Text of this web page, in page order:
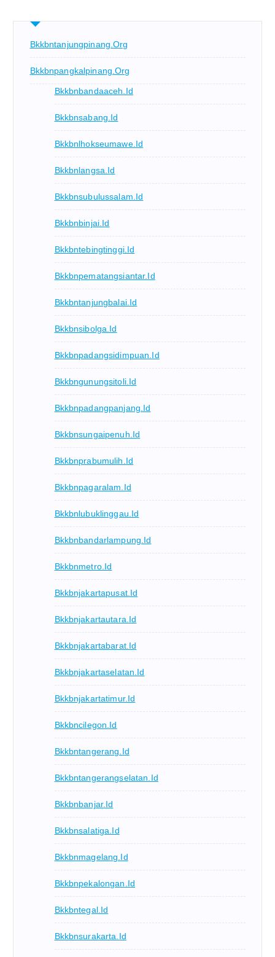
Bkkbntanjungpinang.org
Bkkbnpangkalpinang.org
Bkkbnbandaaceh.id
Bkkbnsabang.id
Bkkbnlhokseumawe.id
Bkkbnlangsa.id
Bkkbnsubulussalam.id
Bkkbnbinjai.id
Bkkbntebingtinggi.id
Bkkbnpematangsiantar.id
Bkkbntanjungbalai.id
Bkkbnsibolga.id
Bkkbnpadangsidimpuan.id
Bkkbngunungsitoli.id
Bkkbnpadangpanjang.id
Bkkbnsungaipenuh.id
Bkkbnprabumulih.id
Bkkbnpagaralam.id
Bkkbnlubuklinggau.id
Bkkbnbandarlampung.id
Bkkbnmetro.id
Bkkbnjakartapusat.id
Bkkbnjakartautara.id
Bkkbnjakartabarat.id
Bkkbnjakartaselatan.id
Bkkbnjakartatimur.id
Bkkbncilegon.id
Bkkbntangerang.id
Bkkbntangerangselatan.id
Bkkbnbanjar.id
Bkkbnsalatiga.id
Bkkbnmagelang.id
Bkkbnpekalongan.id
Bkkbntegal.id
Bkkbnsurakarta.id